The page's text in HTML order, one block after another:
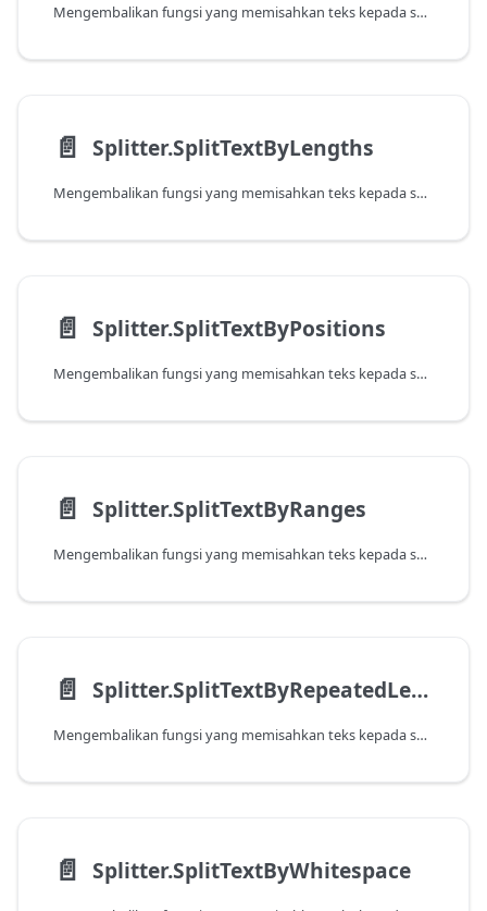
Mengembalikan fungsi yang memisahkan teks kepada senarai teks pada setiap pemisah yang ditentukan dalam jujukan.
📄️ Splitter.SplitTextByLengths
Mengembalikan fungsi yang memisahkan teks kepada senarai teks mengikut setiap panjang yang ditentukan.
📄️ Splitter.SplitTextByPositions
Mengembalikan fungsi yang memisahkan teks kepada senarai teks pada setiap kedudukan yang ditentukan.
📄️ Splitter.SplitTextByRanges
Mengembalikan fungsi yang memisahkan teks kepada senarai teks menurut ofset dan panjang yang ditentukan.
📄️ Splitter.SplitTextByRepeatedLengths
Mengembalikan fungsi yang memisahkan teks kepada senarai teks selepas panjang yang ditentukan berulang kali.
📄️ Splitter.SplitTextByWhitespace